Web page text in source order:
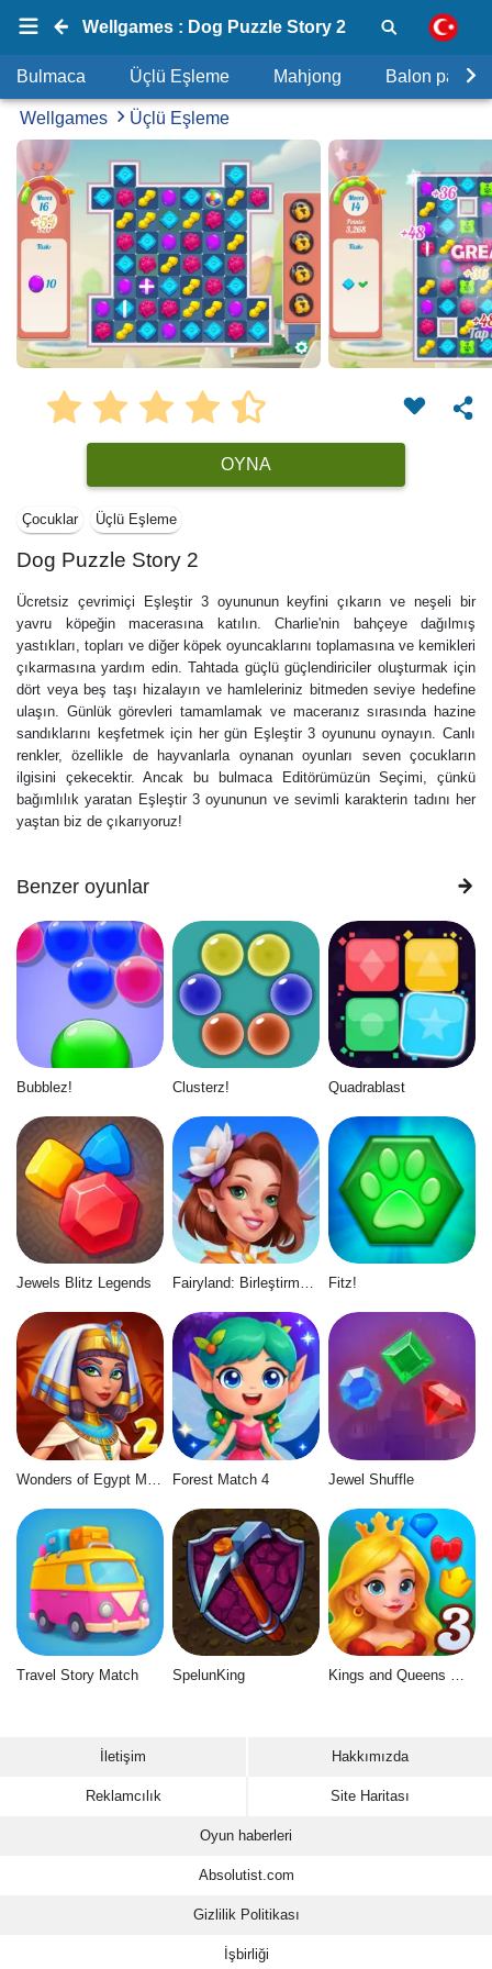
Wellgames : Dog Puzzle Story 2
Bulmaca Üçlü Eşleme Mahjong Balon
Wellgames Üçlü Eşleme
OYNA
Çocuklar Üçlü Eşleme
Dog Puzzle Story 2
Ücretsiz çevrimiçi Eşleştir 3 oyununun keyfini çıkarın ve neşeli bir
yavru köpeğin macerasına katılın. Charlie'nin bahçeye dağılmış
yastıkları, topları ve diğer köpek oyuncaklarını toplamasına ve kemikleri
çıkarmasına yardım edin. Tahtada güçlü güçlendiriciler oluşturmak için
dört veya beş taşı hizalayın ve hamleleriniz bitmeden seviye hedefine
ulaşın. Günlük görevleri tamamlamak ve maceranız sırasında hazine
sandıklarını keşfetmek için her gün Eşleştir 3 oyununu oynayın. Canlı
renkler, özellikle de hayvanlarla oynanan oyunları seven çocukların
ilgisini çekecektir. Ancak bu bulmaca Editörümüzün Seçimi, çünkü
bağımlılık yaratan Eşleştir 3 oyununun ve sevimli karakterin tadını her
yaştan biz de çıkarıyoruz!
Benzer oyunlar
Bubblez! Clusterz! Quadrablast
Jewels Blitz Legends Fairyland: Birleştirme ve Büyü Fitz!
Forest Match 4 Jewel Shuffle
Travel Story Match SpelunKing
İletişim Hakkımızda
Reklamcılık Site Haritası
Oyun haberleri
Absolutist.com
Gizlilik Politikası
İşbirliği